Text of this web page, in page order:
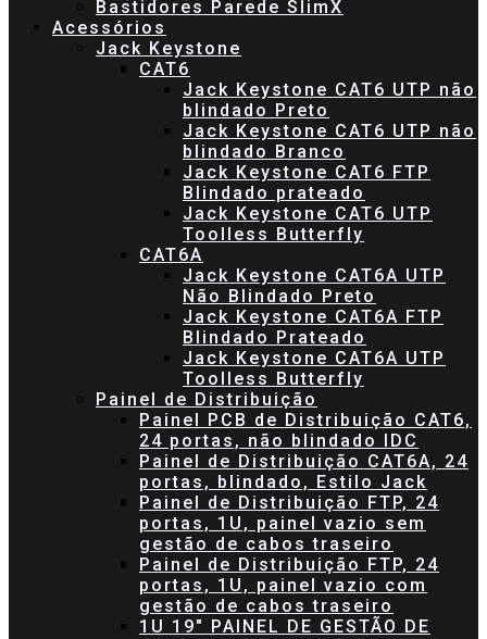
Bastidores Parede SlimX
Acessórios
Jack Keystone
CAT6
Jack Keystone CAT6 UTP não
blindado Preto
Jack Keystone CAT6 UTP não
blindado Branco
Jack Keystone CAT6 FTP
Blindado prateado
Jack Keystone CAT6 UTP
Toolless Butterfly
CAT6A
Jack Keystone CAT6A UTP
Não Blindado Preto
Jack Keystone CAT6A FTP
Blindado Prateado
Jack Keystone CAT6A UTP
Toolless Butterfly
Painel de Distribuição
Painel PCB de Distribuição CAT6,
24 portas, não blindado IDC
Painel de Distribuição CAT6A, 24
portas, blindado, Estilo Jack
Painel de Distribuição FTP, 24
portas, 1U, painel vazio sem
gestão de cabos traseiro
Painel de Distribuição FTP, 24
portas, 1U, painel vazio com
gestão de cabos traseiro
1U 19″ PAINEL DE GESTÃO DE